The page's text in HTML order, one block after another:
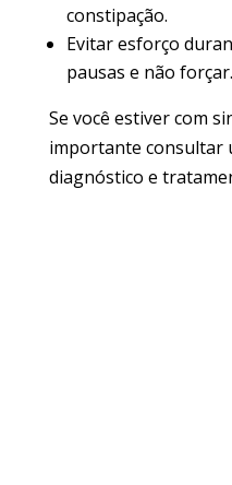
constipação.
Evitar esforço
pausas e não forçar.
Se você estiver com
importante consultar
diagnóstico e